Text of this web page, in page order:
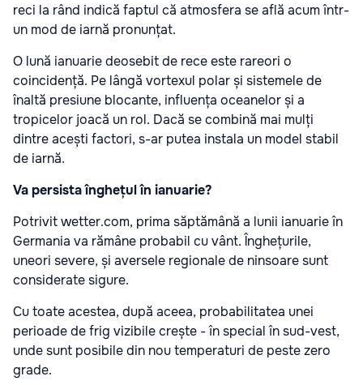
reci la rând indică faptul că atmosfera se află acum într-
un mod de iarnă pronunțat.
O lună ianuarie deosebit de rece este rareori o
coincidență. Pe lângă vortexul polar și sistemele de
înaltă presiune blocante, influența oceanelor și a
tropicelor joacă un rol. Dacă se combină mai mulți
dintre acești factori, s-ar putea instala un model stabil
de iarnă.
Va persista înghețul în ianuarie?
Potrivit wetter.com, prima săptămână a lunii ianuarie în
Germania va rămâne probabil cu vânt. Înghețurile,
uneori severe, și aversele regionale de ninsoare sunt
considerate sigure.
Cu toate acestea, după aceea, probabilitatea unei
perioade de frig vizibile crește - în special în sud-vest,
unde sunt posibile din nou temperaturi de peste zero
grade.